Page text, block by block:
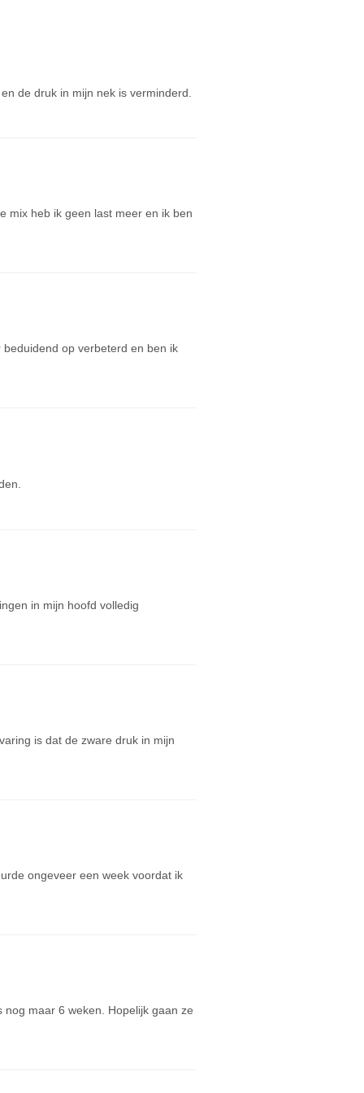
de druk in mijn nek is verminderd.
mix heb ik geen last meer en ik ben
op verbeterd en ben ik
in mijn hoofd volledig
is dat de zware druk in mijn
ongeveer een week voordat ik
maar 6 weken. Hopelijk gaan ze